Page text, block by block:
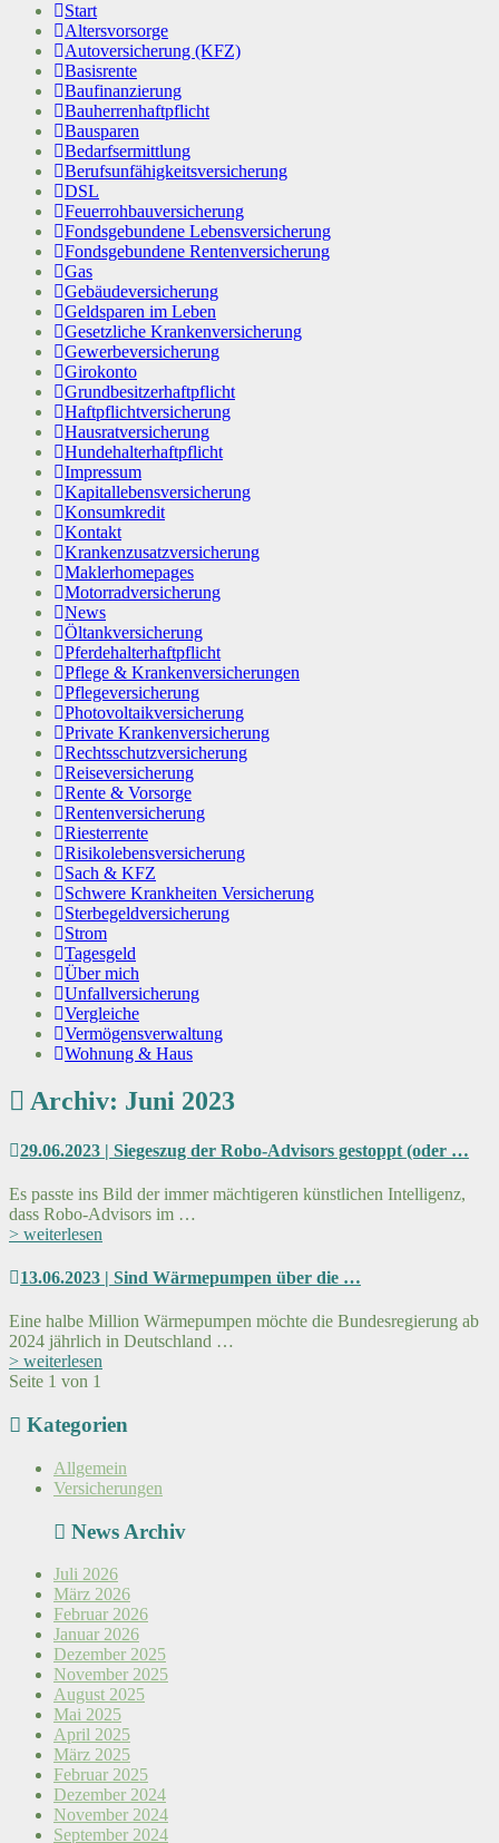
Start
Altersvorsorge
Autoversicherung (KFZ)
Basisrente
Baufinanzierung
Bauherrenhaftpflicht
Bausparen
Bedarfsermittlung
Berufs­unfähigkeitsversicherung
DSL
Feuerrohbauversicherung
Fondsgebundene Lebensversicherung
Fondsgebundene Rentenversicherung
Gas
Gebäudeversicherung
Geldsparen im Leben
Gesetzliche Krankenversicherung
Gewerbeversicherung
Girokonto
Grundbesitzerhaftpflicht
Haftpflichtversicherung
Hausratversicherung
Hundehalterhaftpflicht
Impressum
Kapitallebensversicherung
Konsumkredit
Kontakt
Krankenzusatzversicherung
Maklerhomepages
Motorradversicherung
News
Öltankversicherung
Pferdehalterhaftpflicht
Pflege & Krankenversicherungen
Pflegeversicherung
Photovoltaikversicherung
Private Krankenversicherung
Rechtsschutzversicherung
Reiseversicherung
Rente & Vorsorge
Rentenversicherung
Riesterrente
Risikolebensversicherung
Sach & KFZ
Schwere Krankheiten Versicherung
Sterbegeldversicherung
Strom
Tagesgeld
Über mich
Unfallversicherung
Vergleiche
Vermögensverwaltung
Wohnung & Haus
Archiv: Juni 2023
29.06.2023 | Siegeszug der Robo-Advisors gestoppt (oder …
Es passte ins Bild der immer mächtigeren künstlichen Intelligenz,
dass Robo-Advisors im …
> weiterlesen
13.06.2023 | Sind Wärmepumpen über die …
Eine halbe Million Wärmepumpen möchte die Bundesregierung ab
2024 jährlich in Deutschland …
> weiterlesen
Seite 1 von 1
Kategorien
Allgemein
Versicherungen
News Archiv
Juli 2026
März 2026
Februar 2026
Januar 2026
Dezember 2025
November 2025
August 2025
Mai 2025
April 2025
März 2025
Februar 2025
Dezember 2024
November 2024
September 2024